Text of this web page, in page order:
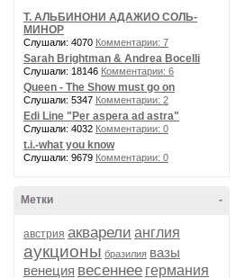
Т. АЛЬБИНОНИ АДАЖИО СОЛЬ-
МИНОР
Слушали: 4070 Комментарии: 7
Sarah Brightman & Andrea Bocelli
Слушали: 18146 Комментарии: 6
Queen - The Show must go on
Слушали: 5347 Комментарии: 2
Edi Line "Per aspera ad astra"
Слушали: 4032 Комментарии: 0
t.i.-what you know
Слушали: 9679 Комментарии: 0
-
Метки
австрия акварели англия
аукционы бразилия вазы
венеция весеннее германия